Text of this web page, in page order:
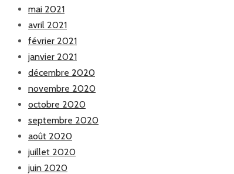
mai 2021
avril 2021
février 2021
janvier 2021
décembre 2020
novembre 2020
octobre 2020
septembre 2020
août 2020
juillet 2020
juin 2020